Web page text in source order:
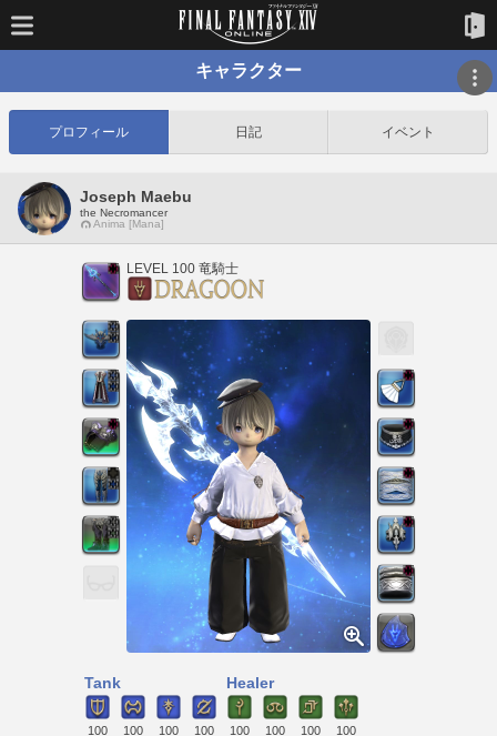
キャラクター
プロフィール 日記 イベント
Joseph Maebu
the Necromancer
Anima [Mana]
LEVEL 100 竜騎士
Tank
100 100 100 100
Healer
100 100 100 100